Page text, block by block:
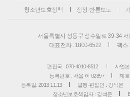
청소년보호정책 정정·반론보도
서울특별시 성동구 성수일로 39-34
대표전화 : 1800-6522
팩스
편집국 : 070-4010-8512
사업
등록번호 : 서울 아 02897
제
등록일: 2013.11.13
발행·편집인 : 강석운
청소년보호책임자 : 강석운